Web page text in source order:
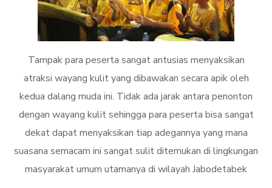
Tampak para peserta sangat antusias menyaksikan
atraksi wayang kulit yang dibawakan secara apik oleh
kedua dalang muda ini. Tidak ada jarak antara penonton
dengan wayang kulit sehingga para peserta bisa sangat
dekat dapat menyaksikan tiap adegannya yang mana
suasana semacam ini sangat sulit ditemukan di lingkungan
masyarakat umum utamanya di wilayah Jabodetabek